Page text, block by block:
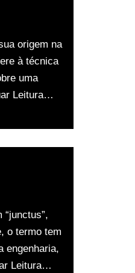
origem na
à técnica
uma
Leitura…
o termo tem
engenharia,
Leitura…